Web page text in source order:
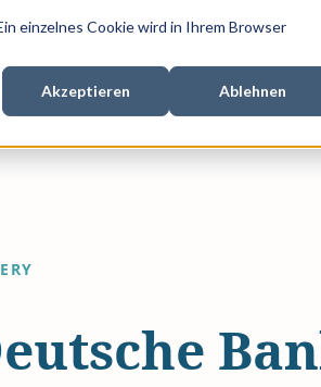
einzelnes Cookie wird in Ihrem Browser
Akzeptieren Ablehnen
Mit wem wir arbeiten